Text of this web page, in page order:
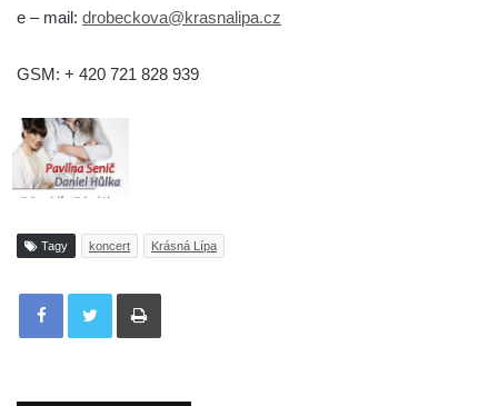
e – mail: drobeckova@krasnalipa.cz
GSM: + 420 721 828 939
Tagy koncert Krásná Lípa
Tisknout